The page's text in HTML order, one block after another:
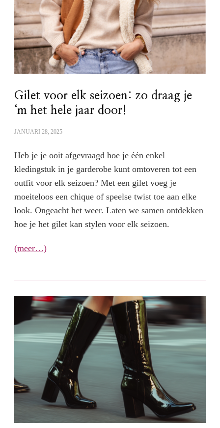
Gilet voor elk seizoen: zo draag je
‘m het hele jaar door!
JANUARI 28, 2025
Heb je je ooit afgevraagd hoe je één enkel
kledingstuk in je garderobe kunt omtoveren tot een
outfit voor elk seizoen? Met een gilet voeg je
moeiteloos een chique of speelse twist toe aan elke
look. Ongeacht het weer. Laten we samen ontdekken
hoe je het gilet kan stylen voor elk seizoen.
(meer…)